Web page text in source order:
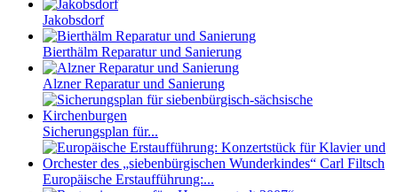
Jakobsdorf
Bierthälm Reparatur und Sanierung
Alzner Reparatur und Sanierung
Sicherungsplan für...
Europäische Erstaufführung:...